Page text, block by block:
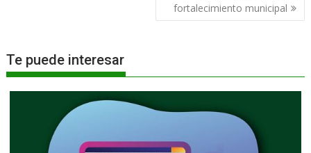
fortalecimiento municipal
Te puede interesar